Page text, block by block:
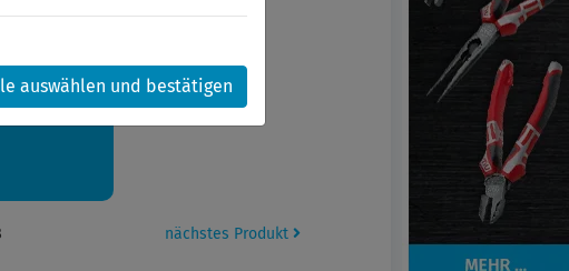
verschickt.
nächstes Produkt
auswählen und bestätigen